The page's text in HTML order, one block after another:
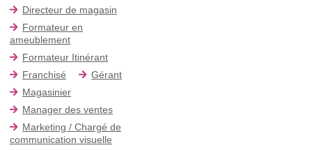
Directeur de magasin
Formateur en
ameublement
Formateur Itinérant
Franchisé
Gérant
Magasinier
Manager des ventes
Marketing / Chargé de
communication visuelle